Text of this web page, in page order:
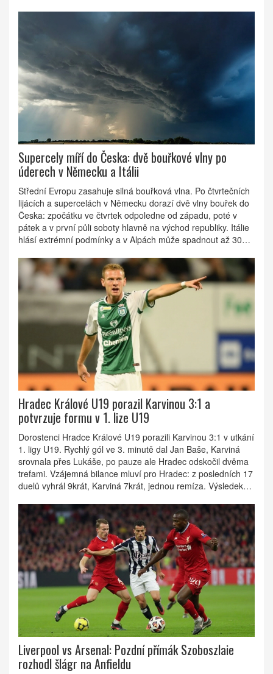
Supercely míří do Česka: dvě bouřkové vlny po
úderech v Německu a Itálii
Střední Evropu zasahuje silná bouřková vlna. Po čtvrtečních
lijácích a supercelách v Německu dorazí dvě vlny bouřek do
Česka: zpočátku ve čtvrtek odpoledne od západu, poté v
pátek a v první půli soboty hlavně na východ republiky. Itálie
hlásí extrémní podmínky a v Alpách může spadnout až 300
větru a krupobitím.
Hradec Králové U19 porazil Karvinou 3:1 a
potvrzuje formu v 1. lize U19
Dorostenci Hradce Králové U19 porazili Karvinou 3:1 v utkání
1. ligy U19. Rychlý gól ve 3. minutě dal Jan Baše, Karviná
srovnala přes Lukáše, po pauze ale Hradec odskočil dvěma
trefami. Vzájemná bilance mluví pro Hradec: z posledních 17
duelů vyhrál 9krát, Karviná 7krát, jednou remíza. Výsledek
Liverpool vs Arsenal: Pozdní přímák Szoboszlaie
rozhodl šlágr na Anfieldu